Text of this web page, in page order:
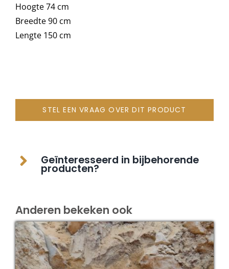
Hoogte 74 cm
Breedte 90 cm
Lengte 150 cm
STEL EEN VRAAG OVER DIT PRODUCT
Geïnteresseerd in bijbehorende
producten?
Anderen bekeken ook